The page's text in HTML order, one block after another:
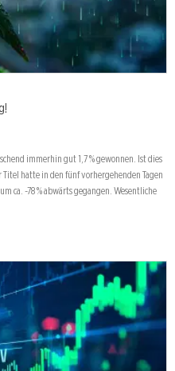
immerhin gut 1,7 % gewonnen. Ist dies
hatte in den fünf vorhergehenden Tagen
ca. -78 % abwärts gegangen. Wesentliche